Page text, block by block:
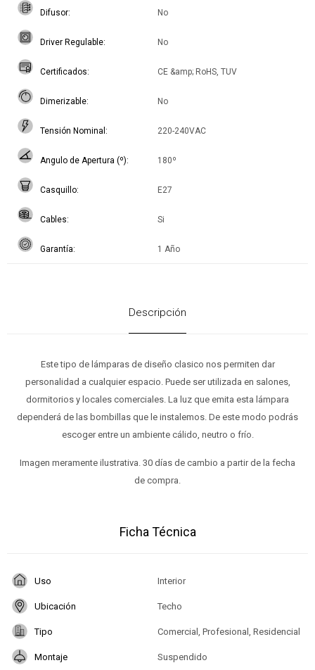
Difusor No
Driver Regulable No
Certificados CE &amp; RoHS, TUV
Dimerizable No
Tensión Nominal 220-240VAC
Angulo de Apertura (º) 180º
Casquillo E27
Cables Si
Garantía 1 Año
Descripción
Este tipo de lámparas de diseño clasico nos permiten dar
personalidad a cualquier espacio. Puede ser utilizada en salones,
dormitorios y locales comerciales. La luz que emita esta lámpara
dependerá de las bombillas que le instalemos. De este modo podrás
escoger entre un ambiente cálido, neutro o frío.
Imagen meramente ilustrativa. 30 días de cambio a partir de la fecha
de compra.
Ficha Técnica
Uso Interior
Ubicación Techo
Tipo Comercial, Profesional, Residencial
Montaje Suspendido